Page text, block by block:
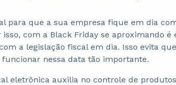
para que a sua empresa fique em dia
com a Black Friday se aproximando é
a legislação fiscal em dia. Isso evita
nessa data tão importante.
eletrônica auxilia no controle de